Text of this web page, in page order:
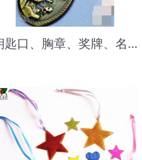
钥匙口、胸章、奖牌、名牌及各种金属小礼品